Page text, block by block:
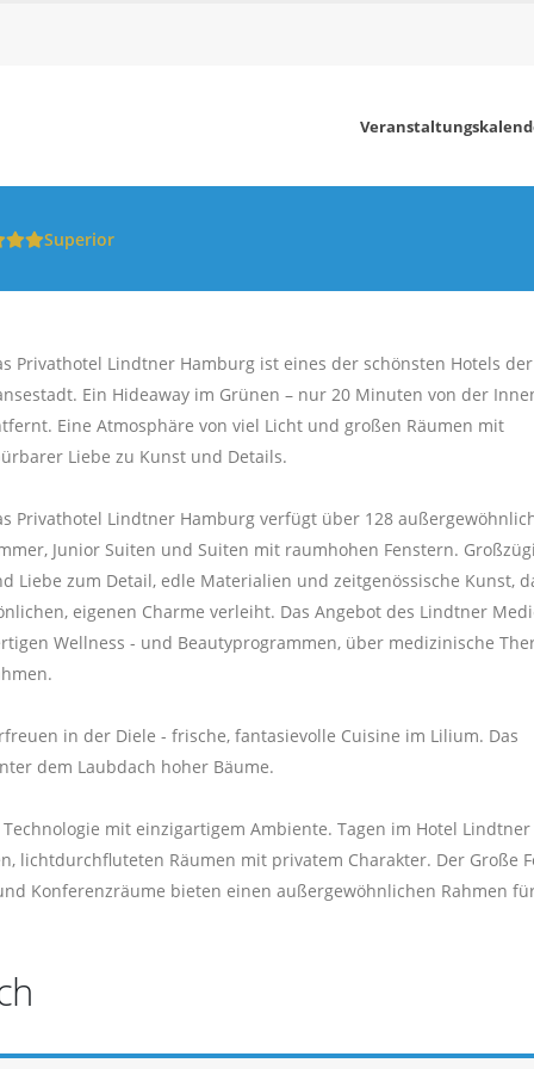
Superior
Privathotel Lindtner Hamburg ist eines der schönsten Hotels der
Ein Hideaway im Grünen – nur 20 Minuten von der
Eine Atmosphäre von viel Licht und großen Räumen mit
Liebe zu Kunst und Details.
Privathotel Lindtner Hamburg verfügt über 128
Junior Suiten und Suiten mit raumhohen Fenstern.
Liebe zum Detail, edle Materialien und zeitgenössische Kunst,
eigenen Charme verleiht. Das Angebot des Lindtner
Wellness - und Beautyprogrammen, über medizinische
in der Diele - frische, fantasievolle Cuisine im Lilium. Das
dem Laubdach hoher Bäume.
mit einzigartigem Ambiente. Tagen im Hotel Lindtner
lichtdurchfluteten Räumen mit privatem Charakter. Der Große
Konferenzräume bieten einen außergewöhnlichen Rahmen